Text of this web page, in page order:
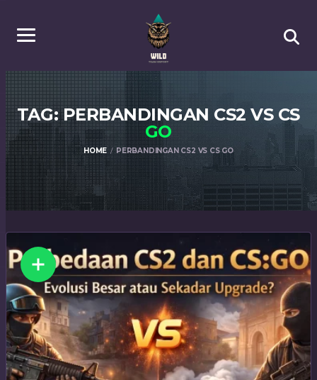
TAG: PERBANDINGAN CS2 VS CS
GO
HOME PERBANDINGAN CS2 VS CS GO